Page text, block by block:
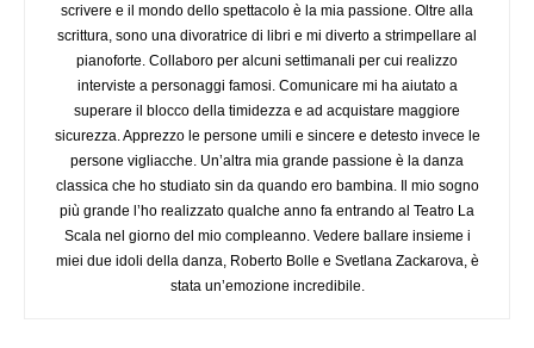
scrivere e il mondo dello spettacolo è la mia passione. Oltre alla
scrittura, sono una divoratrice di libri e mi diverto a strimpellare al
pianoforte. Collaboro per alcuni settimanali per cui realizzo
interviste a personaggi famosi. Comunicare mi ha aiutato a
superare il blocco della timidezza e ad acquistare maggiore
sicurezza. Apprezzo le persone umili e sincere e detesto invece le
persone vigliacche. Un’altra mia grande passione è la danza
classica che ho studiato sin da quando ero bambina. Il mio sogno
più grande l’ho realizzato qualche anno fa entrando al Teatro La
Scala nel giorno del mio compleanno. Vedere ballare insieme i
miei due idoli della danza, Roberto Bolle e Svetlana Zackarova, è
stata un’emozione incredibile.